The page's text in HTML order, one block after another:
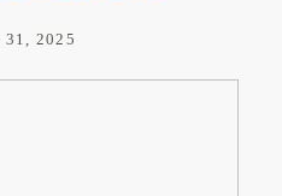
31, 2025